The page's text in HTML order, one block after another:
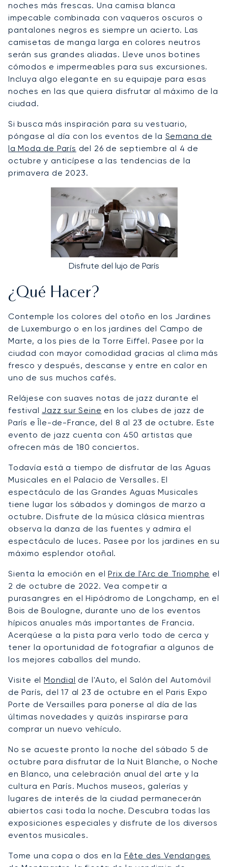
noches más frescas. Una camisa blanca
impecable combinada con vaqueros oscuros o
pantalones negros es siempre un acierto. Las
camisetas de manga larga en colores neutros
serán sus grandes aliadas. Lleve unos botines
cómodos e impermeables para sus excursiones.
Incluya algo elegante en su equipaje para esas
noches en las que quiera disfrutar al máximo de la
ciudad.
Si busca más inspiración para su vestuario,
póngase al día con los eventos de la Semana de
la Moda de París del 26 de septiembre al 4 de
octubre y anticípese a las tendencias de la
primavera de 2023.
Disfrute del lujo de París
¿Qué Hacer?
Contemple los colores del otoño en los Jardines
de Luxemburgo o en los jardines del Campo de
Marte, a los pies de la Torre Eiffel. Pasee por la
ciudad con mayor comodidad gracias al clima más
fresco y después, descanse y entre en calor en
uno de sus muchos cafés.
Relájese con suaves notas de jazz durante el
festival Jazz sur Seine en los clubes de jazz de
París e Île-de-France, del 8 al 23 de octubre. Este
evento de jazz cuenta con 450 artistas que
ofrecen más de 180 conciertos.
Todavía está a tiempo de disfrutar de las Aguas
Musicales en el Palacio de Versalles. El
espectáculo de las Grandes Aguas Musicales
tiene lugar los sábados y domingos de marzo a
octubre. Disfrute de la música clásica mientras
observa la danza de las fuentes y admira el
espectáculo de luces. Pasee por los jardines en su
máximo esplendor otoñal.
Sienta la emoción en elPrix de l'Arc de Triomphe el
2 de octubre de 2022. Vea competir a
purasangres en el Hipódromo de Longchamp, en el
Bois de Boulogne, durante uno de los eventos
hípicos anuales más importantes de Francia.
Acerqúese a la pista para verlo todo de cerca y
tener la oportunidad de fotografiar a algunos de
los mejores caballos del mundo.
Visite el Mondial de l'Auto, el Salón del Automóvil
de París, del 17 al 23 de octubre en el Paris Expo
Porte de Versailles para ponerse al día de las
últimas novedades y quizás inspirarse para
comprar un nuevo vehículo.
No se acueste pronto la noche del sábado 5 de
octubre para disfrutar de la Nuit Blanche, o Noche
en Blanco, una celebración anual del arte y la
cultura en París. Muchos museos, galerías y
lugares de interés de la ciudad permanecerán
abiertos casi toda la noche. Descubra todas las
exposiciones especiales y disfrute de los diversos
eventos musicales.
Tome una copa o dos en la Fête des Vendanges